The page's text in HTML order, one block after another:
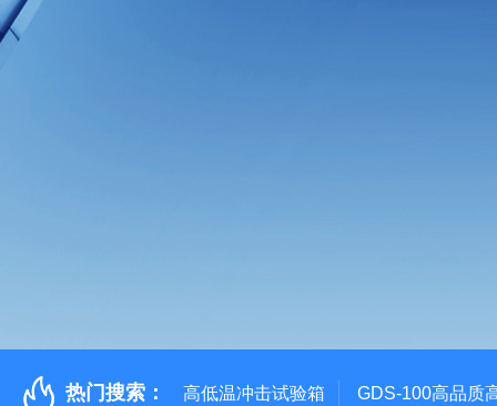
热门搜索： 高低温冲击试验箱 GDS-100高品质